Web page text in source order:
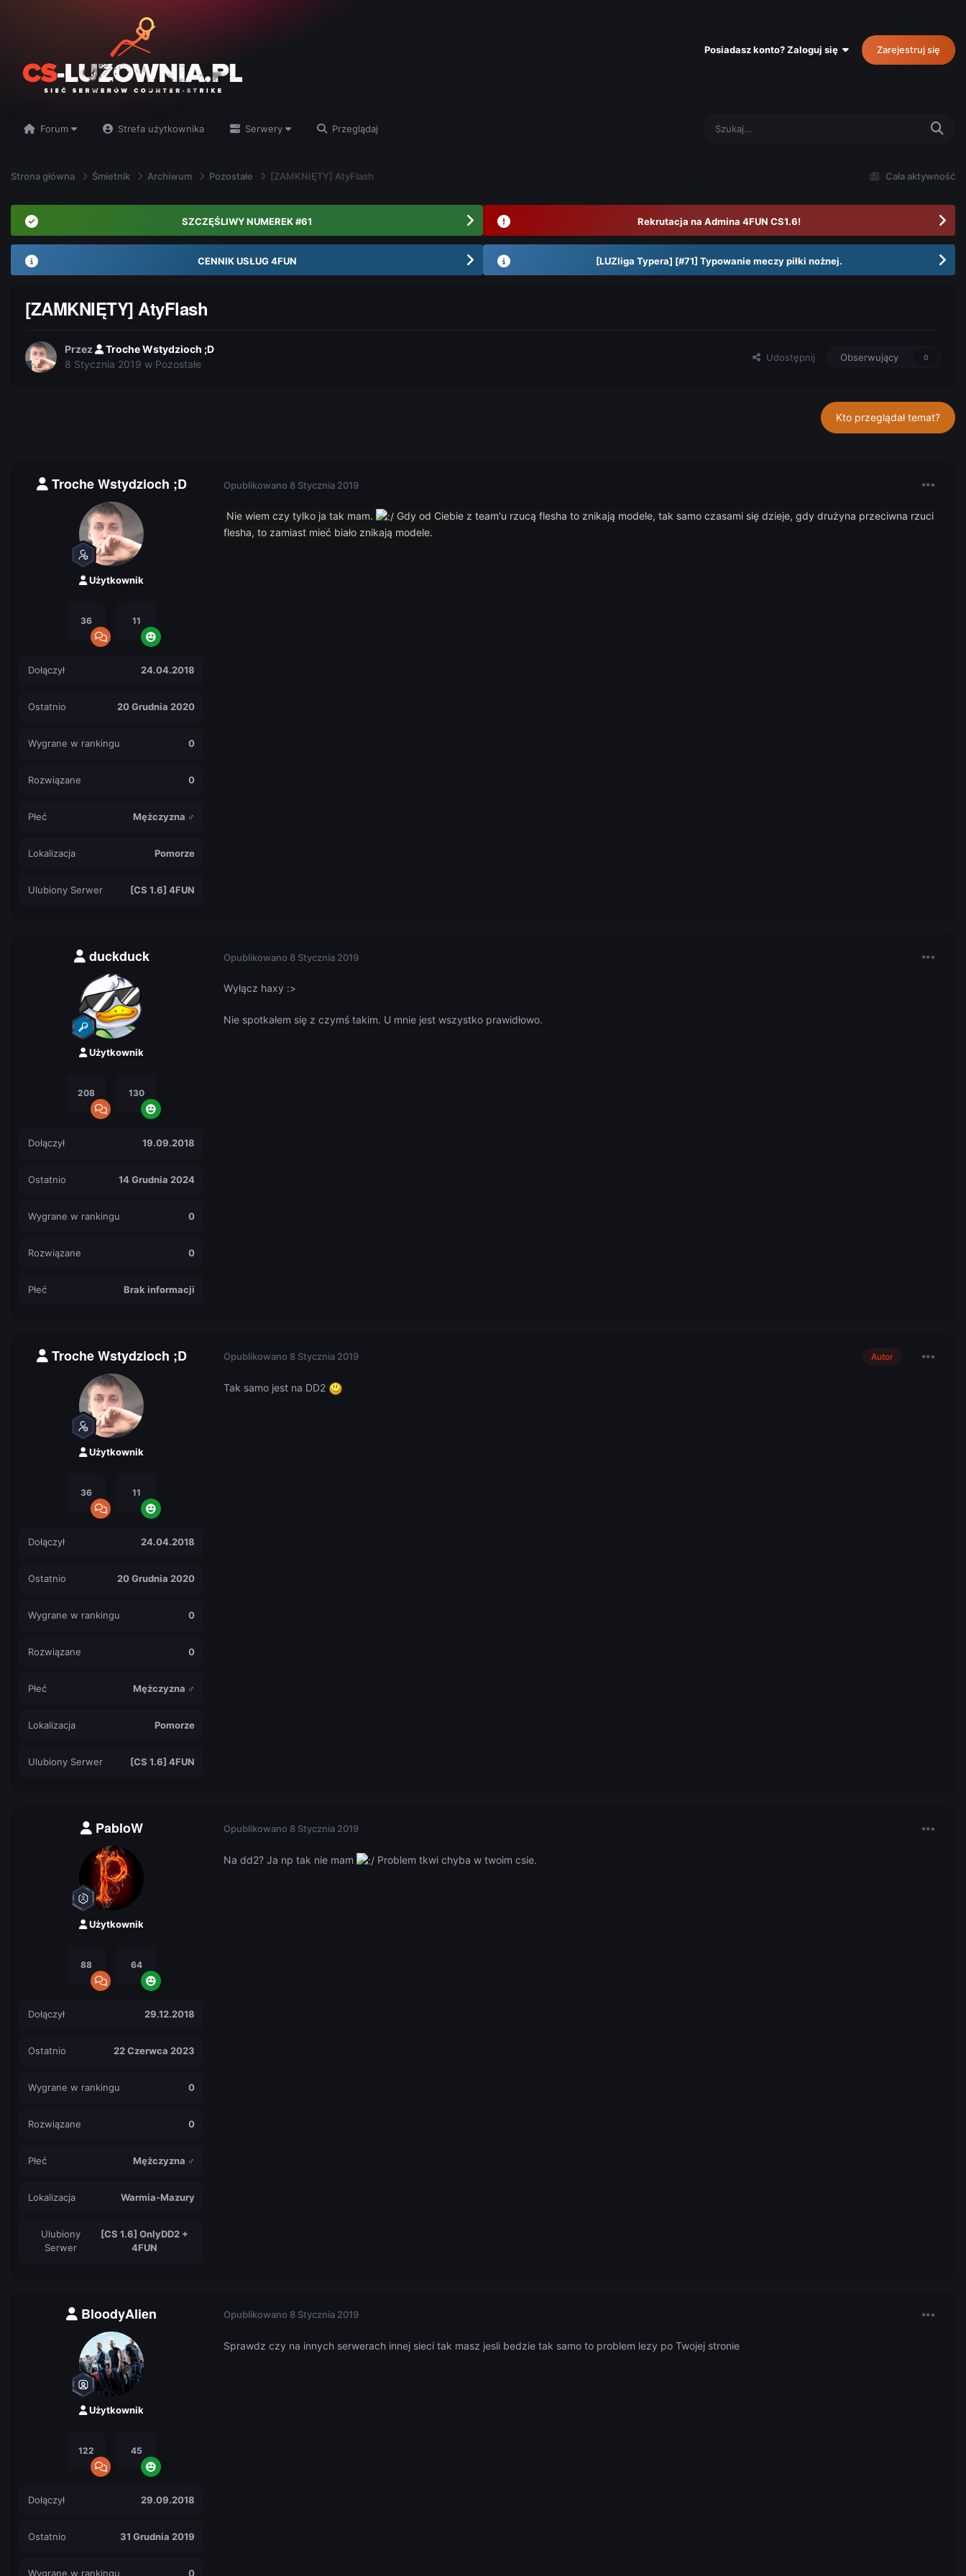
Posiadasz konto? Zaloguj się Zarejestruj się
Forum Strefa użytkownika Serwery Przeglądaj
Cała aktywność
Strona główna Śmietnik Archiwum Pozostałe [ZAMKNIĘTY] AtyFlash
SZCZĘŚLIWY NUMEREK #61 Rekrutacja na Admina 4FUN CS1.6!
CENNIK USŁUG 4FUN [LUZliga Typera] [#71] Typowanie meczy piłki nożnej.
[ZAMKNIĘTY] AtyFlash
Przez
Troche Wstydzioch ;D
8 Stycznia 2019 w Pozostałe
Udostępnij Obserwujący 0
Kto przeglądał temat?
Troche Wstydzioch ;D
Użytkownik
36 11
Dołączył 24.04.2018
Ostatnio 20 Grudnia 2020
Wygrane w rankingu 0
Rozwiązane 0
Płeć Mężczyzna ♂
Lokalizacja Pomorze
Ulubiony Serwer [CS 1.6] 4FUN
Opublikowano 8 Stycznia 2019
Nie wiem czy tylko ja tak mam.
Gdy od Ciebie z team'u rzucą flesha to znikają modele, tak samo czasami się dzieje, gdy drużyna przeciwna rzuci
flesha, to zamiast mieć biało znikają modele.
duckduck
Użytkownik
208 130
Dołączył 19.09.2018
Ostatnio 14 Grudnia 2024
Wygrane w rankingu 0
Rozwiązane 0
Płeć Brak informacji
Opublikowano 8 Stycznia 2019
Wyłącz haxy :>
Nie spotkałem się z czymś takim. U mnie jest wszystko prawidłowo.
Troche Wstydzioch ;D
Użytkownik
36 11
Dołączył 24.04.2018
Ostatnio 20 Grudnia 2020
Wygrane w rankingu 0
Rozwiązane 0
Płeć Mężczyzna ♂
Lokalizacja Pomorze
Ulubiony Serwer [CS 1.6] 4FUN
Autor
Opublikowano 8 Stycznia 2019
Tak samo jest na DD2
PabloW
Użytkownik
88 64
Dołączył 29.12.2018
Ostatnio 22 Czerwca 2023
Wygrane w rankingu 0
Rozwiązane 0
Płeć Mężczyzna ♂
Lokalizacja Warmia-Mazury
Ulubiony
Serwer
[CS 1.6] OnlyDD2 +
4FUN
Opublikowano 8 Stycznia 2019
Na dd2? Ja np tak nie mam Problem tkwi chyba w twoim csie.
BloodyAlien
Użytkownik
122 45
Dołączył 29.09.2018
Ostatnio 31 Grudnia 2019
Wygrane w rankingu 0
Opublikowano 8 Stycznia 2019
Sprawdz czy na innych serwerach innej sieci tak masz jesli bedzie tak samo to problem lezy po Twojej stronie